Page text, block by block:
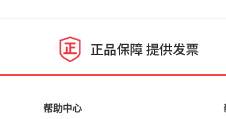
帮助中心